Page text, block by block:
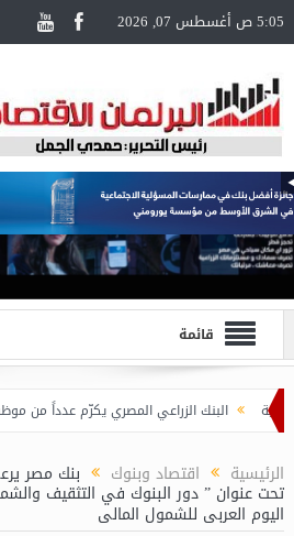
5:05 ص أغسطس 07, 2026
قائمة
البنك الزراعي المصري يكرّم عدداً من موظفيه
الرئيسية اقتصاد وبنوك بنك مصر
تحت عنوان ” دور البنوك في التثقيف
اليوم العربى للشمول المالى